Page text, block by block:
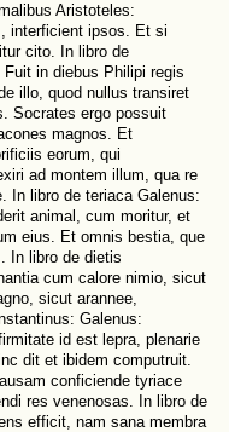
Aristoteles:
interficient ipsos. Et si
cito. In libro de
in diebus Philipi regis
illo, quod nullus transiret
Socrates ergo possuit
magnos. Et
eorum, qui
ad montem illum, qua re
In libro de teriaca Galenus:
animal, cum moritur, et
eius. Et omnis bestia, que
In libro de dietis
cum calore nimio, sicut
sicut arannee,
Galenus:
id est lepra, plenarie
dit et ibidem computruit.
conficiende tyriace
res venenosas. In libro de
efficit, nam sana membra